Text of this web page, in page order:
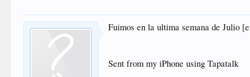
Fuimos en la ultima semana de Julio
Sent from my iPhone using Tapatalk